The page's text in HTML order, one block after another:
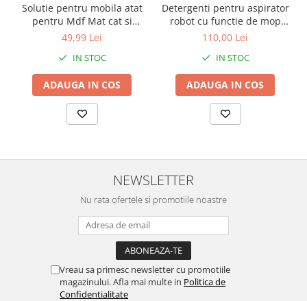
Solutie pentru mobila atat
pentru Mdf Mat cat si
Lucios- (Bio 100% naturală
0,5 l-LavEco
49,99 Lei
IN STOC
ADAUGA IN COS
Detergenti pentru aspirator
robot cu functie de mop
Universal compatibil cu
0.5 ML(100% natural) - (300
spalari) LavECO-sigur pt
copii si animale verbena
salbatica,ceai ve
110,00 Lei
IN STOC
ADAUGA IN COS
NEWSLETTER
Nu rata ofertele si promotiile noastre
Vreau sa primesc newsletter cu promotiile
magazinului. Afla mai multe in Politica de
Confidentialitate